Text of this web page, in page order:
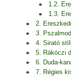
1.2.
1.3.
2.
3.
4. Sirató
5. Rákóczi
6. Duda-
7. Régies